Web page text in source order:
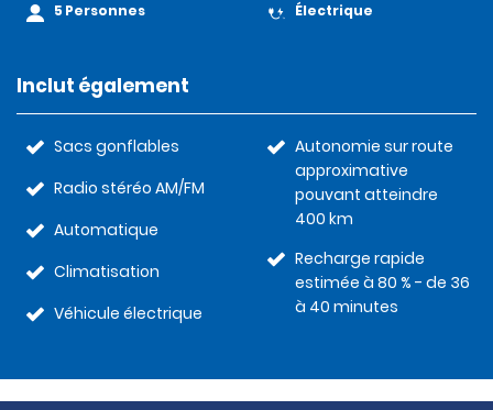
5 Personnes Électrique
Inclut également
Sacs gonflables
Radio stéréo AM/FM
Automatique
Climatisation
Véhicule électrique
Autonomie sur route
approximative
pouvant atteindre
400 km
Recharge rapide
estimée à 80 % - de 36
à 40 minutes